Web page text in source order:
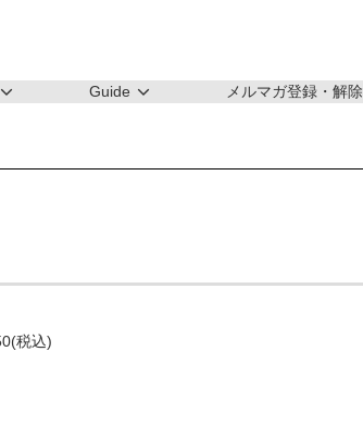
Guide メルマガ登録・解除
税込)